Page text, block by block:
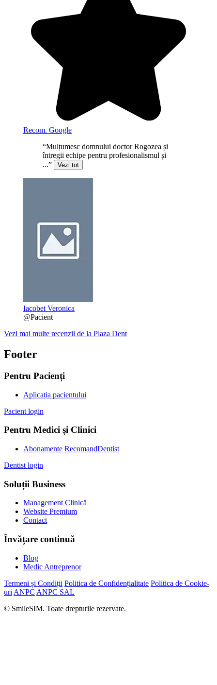
Recom. Google
“Mulțumesc domnului doctor Rogozea și
întregii echipe pentru profesionalismul și
...”
Vezi tot
Iacobet Veronica
@Pacient
Vezi mai multe recenzii de la Plaza Dent
Footer
Pentru Pacienți
Aplicația pacientului
Pacient login
Pentru Medici și Clinici
Abonamente RecomandDentist
Dentist login
Soluții Business
Management Clinică
Website Premium
Contact
Învățare continuă
Blog
Medic Antreprenor
Termeni și Condiții Politica de Confidențialitate Politica de Cookie-
uri ANPC ANPC SAL
© SmileSIM. Toate drepturile rezervate.